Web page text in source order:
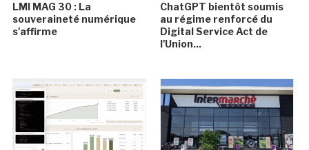
LMI MAG 30 : La
souveraineté numérique
s'affirme
ChatGPT bientôt soumis
au régime renforcé du
Digital Service Act de
l'Union...